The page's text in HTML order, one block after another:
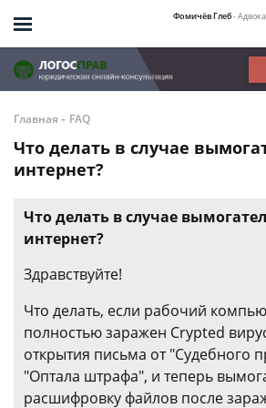
Фомичёв Глеб-
Главная - FAQ
Что делать в случае
интернет?
Что делать в случае
интернет?
Здравствуйте!
Что делать, если рабочий
полностью заражен Crypted
открытия письма от "Судебного
"Оптала штрафа", и теперь
расшифровку файлов после